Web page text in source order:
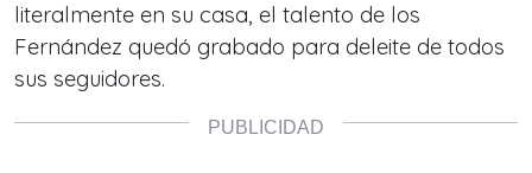
literalmente en su casa, el talento de los
Fernández quedó grabado para deleite de todos
sus seguidores.